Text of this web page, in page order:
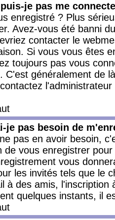
je pas me
enregistré ? Plus
Avez-vous été banni
contacter le
Si vous vous êtes
toujours pas vous
C'est généralement de
je pas besoin de
pas en avoir besoin,
de vous enregistrer
vous
les invités tels que le
à des amis,
quelques instants, il